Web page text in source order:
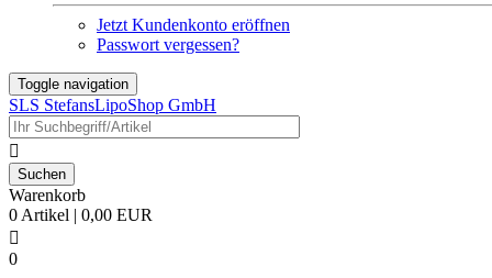
Jetzt Kundenkonto eröffnen
Passwort vergessen?
Toggle navigation
SLS StefansLipoShop GmbH

Warenkorb
0 Artikel | 0,00 EUR

0